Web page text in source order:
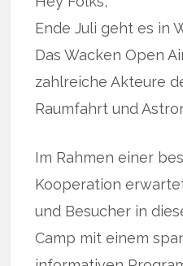
Ende Juli geht es in
Das Wacken Open
zahlreiche Akteure
Raumfahrt und
Im Rahmen einer
Kooperation
und Besucher in
Camp mit einem